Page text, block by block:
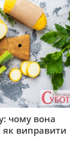
чому вона
як виправити